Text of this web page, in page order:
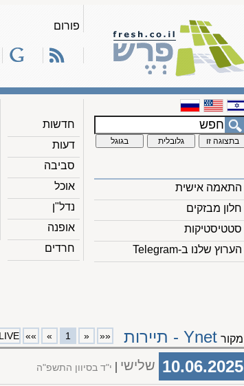
פורום
התאמה אישית
חלון מבזקים
סטטיסטיקות
הערוץ שלנו ב-Telegram
חדשות
דעות
סביבה
אוכל
נדל"ן
אופנה
חרדים
מקור Ynet - תיירות ««
«
1
»
»»
LIVE
10.06.2025 שלישי י"ד בסיוון התשפ"ה